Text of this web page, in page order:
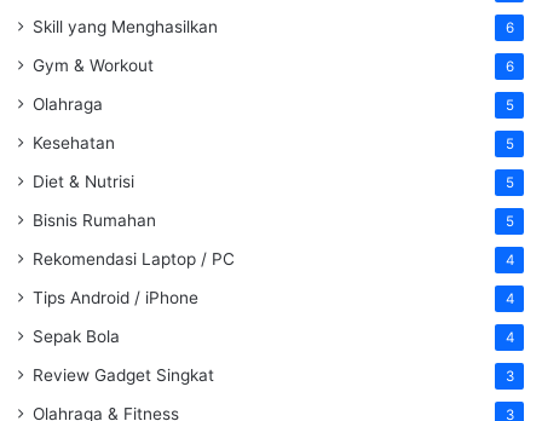
Skill yang Menghasilkan 6
Gym & Workout 6
Olahraga 5
Kesehatan 5
Diet & Nutrisi 5
Bisnis Rumahan 5
Rekomendasi Laptop / PC 4
Tips Android / iPhone 4
Sepak Bola 4
Review Gadget Singkat 3
Olahraga & Fitness 3